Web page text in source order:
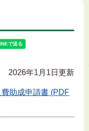
2026年1月1日更新
助成申請書 (PDF